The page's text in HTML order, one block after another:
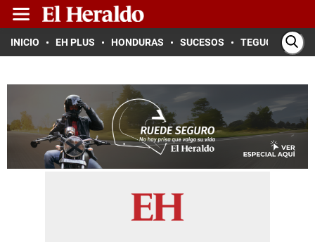
INICIO EH PLUS HONDURAS SUCESOS TEGUCIGALPA